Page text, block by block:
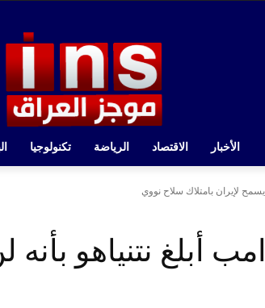
الأخبار الاقتصاد الرياضة تكنولوجيا
لإيران بامتلاك سلاح نووي
أبلغ نتنياهو